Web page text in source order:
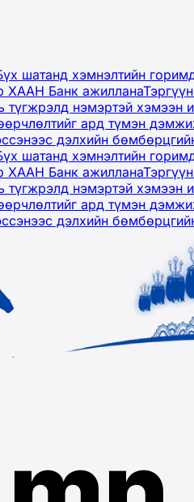
шатанд хэмнэлтийн
ХААН Банк ажиллана
түгжрэлд нэмэртэй
ард түмэн
дэлхийн
шатанд хэмнэлтийн
ХААН Банк ажиллана
түгжрэлд нэмэртэй
ард түмэн
дэлхийн